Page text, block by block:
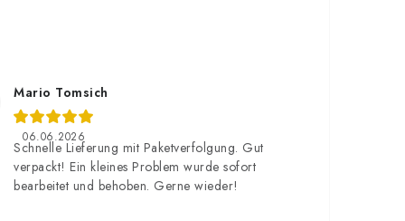
Mario Tomsich
06.06.2026
Schnelle Lieferung mit Paketverfolgung. Gut
verpackt! Ein kleines Problem wurde sofort
bearbeitet und behoben. Gerne wieder!